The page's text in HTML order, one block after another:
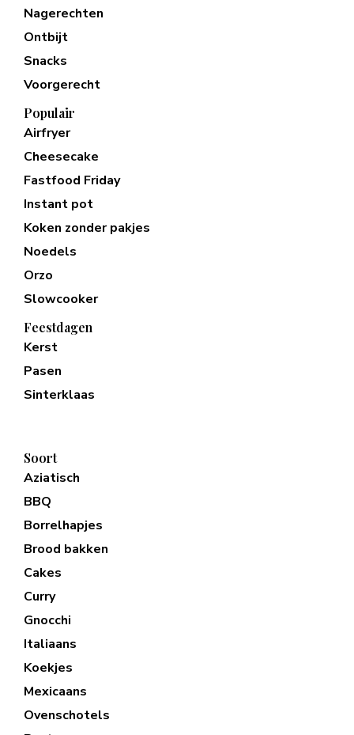
Nagerechten
Ontbijt
Snacks
Voorgerecht
Populair
Airfryer
Cheesecake
Fastfood Friday
Instant pot
Koken zonder pakjes
Noedels
Orzo
Slowcooker
Feestdagen
Kerst
Pasen
Sinterklaas
Soort
Aziatisch
BBQ
Borrelhapjes
Brood bakken
Cakes
Curry
Gnocchi
Italiaans
Koekjes
Mexicaans
Ovenschotels